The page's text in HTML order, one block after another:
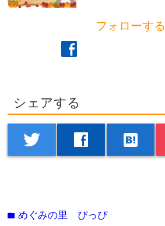
フォローする
facebook
シェアする
twitter facebook hatenabookmark
folderめぐみの里 ぴっぴ